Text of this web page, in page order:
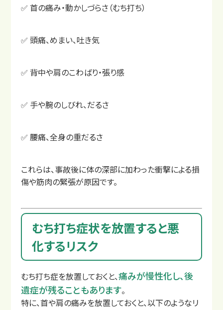
むちうちの症状と原因
✅ 首の痛み・動かしづらさ（むち打ち）
✅ 頭痛、めまい、吐き気
✅ 背中や肩のこわばり・張り感
✅ 手や腕のしびれ、だるさ
✅ 腰痛、全身の重だるさ
これらは、事故後に体の深部に加わった衝撃による損
傷や筋肉の緊張が原因です。
むち打ち症状を放置すると悪
化するリスク
むち打ち症を放置しておくと、痛みが慢性化し、後
遺症が残ることもあります。
特に、首や肩の痛みを放置しておくと、以下のようなリ